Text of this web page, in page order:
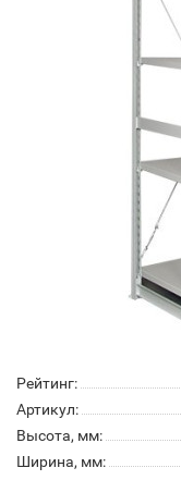
Рейтинг:
Артикул:
Высота, мм:
Ширина, мм: